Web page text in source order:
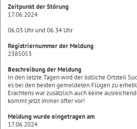
Zeitpunkt der Störung
17.06.2024
06.03 Uhr und 06.34 Uhr
Registriernummer der Meldung
2385053
Beschreibung der Meldung
In den letzte Tagen wird der östliche Ortsteil
es bei den beiden gemeldeten Flügen zu
Erachtens war zusätzlich auch keine
kommt jetzt immer öfter vor!
Meldung wurde eingetragen am
17.06.2024